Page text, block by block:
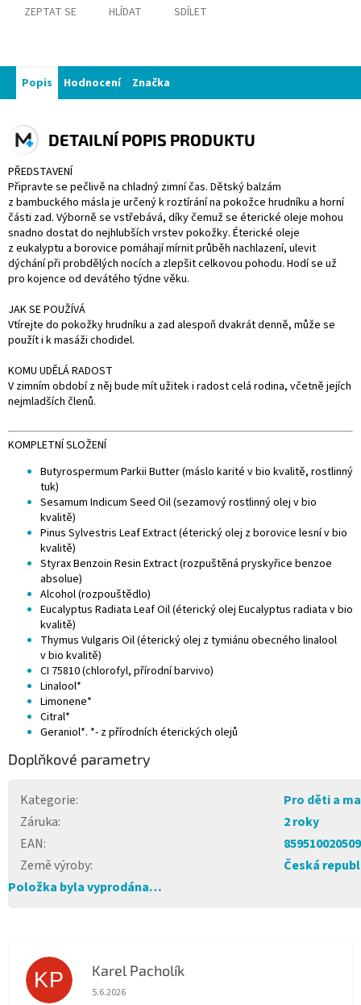
ZEPTAT SE HLÍDAT SDÍLET
Popis Hodnocení Značka
DETAILNÍ POPIS PRODUKTU
PŘEDSTAVENÍ
Připravte se pečlivě na chladný zimní čas. Dětský balzám
z bambuckého másla je určený k roztírání na pokožce hrudníku a horní
části zad. Výborně se vstřebává, díky čemuž se éterické oleje mohou
snadno dostat do nejhlubších vrstev pokožky. Éterické oleje
z eukalyptu a borovice pomáhají mírnit průběh nachlazení, ulevit
dýchání při probdělých nocích a zlepšit celkovou pohodu. Hodí se už
pro kojence od devátého týdne věku.
JAK SE POUŽÍVÁ
Vtírejte do pokožky hrudníku a zad alespoň dvakrát denně, může se
použít i k masáži chodidel.
KOMU UDĚLÁ RADOST
V zimním období z něj bude mít užitek i radost celá rodina, včetně jejích
nejmladších členů.
KOMPLETNÍ SLOŽENÍ
Butyrospermum Parkii Butter (máslo karité v bio kvalitě, rostlinný
tuk)
Sesamum Indicum Seed Oil (sezamový rostlinný olej v bio
kvalitě)
Pinus Sylvestris Leaf Extract (éterický olej z borovice lesní v bio
kvalitě)
Styrax Benzoin Resin Extract (rozpuštěná pryskyřice benzoe
absolue)
Alcohol (rozpouštědlo)
Eucalyptus Radiata Leaf Oil (éterický olej Eucalyptus radiata v bio
kvalitě)
Thymus Vulgaris Oil (éterický olej z tymiánu obecného linalool
v bio kvalitě)
CI 75810 (chlorofyl, přírodní barvivo)
Linalool*
Limonene*
Citral*
Geraniol*. *- z přírodních éterických olejů
Doplňkové parametry
Kategorie:
Pro děti a
Záruka:
2 roky
EAN:
Země výroby:
Česká
Položka byla vyprodána…
KP Karel Pacholík
Hodnocení obchodu je 4 z 5 hvězdiček.
5.6.2026